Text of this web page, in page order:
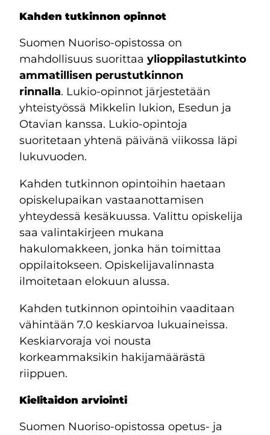
Kahden tutkinnon opinnot
Suomen Nuoriso-opistossa on
mahdollisuus suorittaa ylioppilastutkinto
ammatillisen perustutkinnon
rinnalla. Lukio-opinnot järjestetään
yhteistyössä Mikkelin lukion, Esedun ja
Otavian kanssa. Lukio-opintoja
suoritetaan yhtenä päivänä viikossa läpi
lukuvuoden.
Kahden tutkinnon opintoihin haetaan
opiskelupaikan vastaanottamisen
yhteydessä kesäkuussa. Valittu opiskelija
saa valintakirjeen mukana
hakulomakkeen, jonka hän toimittaa
oppilaitokseen. Opiskelijavalinnasta
ilmoitetaan elokuun alussa.
Kahden tutkinnon opintoihin vaaditaan
vähintään 7.0 keskiarvoa lukuaineissa.
Keskiarvoraja voi nousta
korkeammaksikin hakijamäärästä
riippuen.
Kielitaidon arviointi
Suomen Nuoriso-opistossa opetus- ja